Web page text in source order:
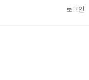
로그인